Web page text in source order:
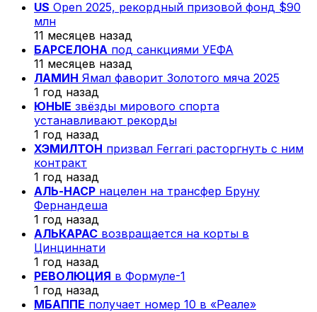
US Open 2025, рекордный призовой фонд $90
млн
11 месяцев назад
БАРСЕЛОНА под санкциями УЕФА
11 месяцев назад
ЛАМИН Ямал фаворит Золотого мяча 2025
1 год назад
ЮНЫЕ звёзды мирового спорта
устанавливают рекорды
1 год назад
ХЭМИЛТОН призвал Ferrari расторгнуть с ним
контракт
1 год назад
АЛЬ-НАСР нацелен на трансфер Бруну
Фернандеша
1 год назад
АЛЬКАРАС возвращается на корты в
Цинциннати
1 год назад
РЕВОЛЮЦИЯ в Формуле-1
1 год назад
МБАППЕ получает номер 10 в «Реале»